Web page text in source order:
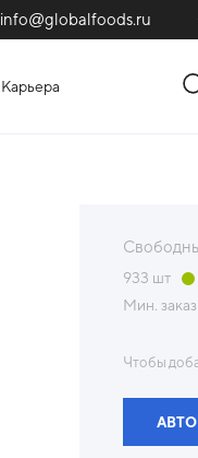
info@globalfoods.ru
Карьера
933 шт
Мин. заказ
Чтобы